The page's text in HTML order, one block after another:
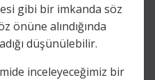
gibi bir imkanda söz
önüne alındığında
düşünülebilir.
inceleyeceğimiz bir